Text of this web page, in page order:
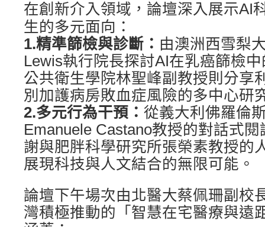
在創新介入領域，論壇深入展示AI
生的多元面向：
1.精準篩檢與診斷： 由澳洲西雪梨
Lewis執行院長探討AI在乳癌篩檢
公共衛生學院林聖峰副教授則分享
別加護病房敗血症風險的多中心研
2.多元行為干預： 從義大利佛羅倫
Emanuele Castano教授的對話式
謝與肥胖科學研究所張榮素教授的
展現科技與人文結合的無限可能。
論壇下午場次由北醫大蔡佩珊副校
灣積極推動的「智慧在宅醫療與遠